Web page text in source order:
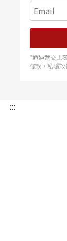
*通過遞交此
條款，私隱政
:::